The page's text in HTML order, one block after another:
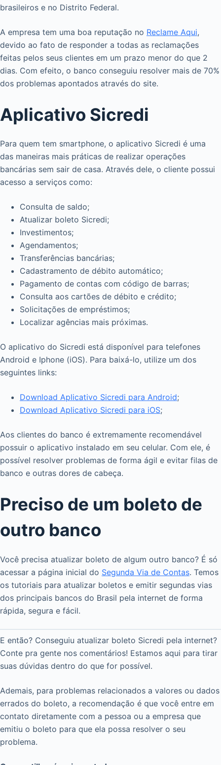
brasileiros e no Distrito Federal.
A empresa tem uma boa reputação no Reclame Aqui,
devido ao fato de responder a todas as reclamações
feitas pelos seus clientes em um prazo menor do que 2
dias. Com efeito, o banco conseguiu resolver mais de 70%
dos problemas apontados através do site.
Aplicativo Sicredi
Para quem tem smartphone, o aplicativo Sicredi é uma
das maneiras mais práticas de realizar operações
bancárias sem sair de casa. Através dele, o cliente possui
acesso a serviços como:
Consulta de saldo;
Atualizar boleto Sicredi;
Investimentos;
Agendamentos;
Transferências bancárias;
Cadastramento de débito automático;
Pagamento de contas com código de barras;
Consulta aos cartões de débito e crédito;
Solicitações de empréstimos;
Localizar agências mais próximas.
O aplicativo do Sicredi está disponível para telefones
Android e Iphone (iOS). Para baixá-lo, utilize um dos
seguintes links:
Download Aplicativo Sicredi para Android;
Download Aplicativo Sicredi para iOS;
Aos clientes do banco é extremamente recomendável
possuir o aplicativo instalado em seu celular. Com ele, é
possível resolver problemas de forma ágil e evitar filas de
banco e outras dores de cabeça.
Preciso de um boleto de
outro banco
Você precisa atualizar boleto de algum outro banco? É só
acessar a página inicial do Segunda Via de Contas. Temos
os tutoriais para atualizar boletos e emitir segundas vias
dos principais bancos do Brasil pela internet de forma
rápida, segura e fácil.
E então? Conseguiu atualizar boleto Sicredi pela internet?
Conte pra gente nos comentários! Estamos aqui para tirar
suas dúvidas dentro do que for possível.
Ademais, para problemas relacionados a valores ou dados
errados do boleto, a recomendação é que você entre em
contato diretamente com a pessoa ou a empresa que
emitiu o boleto para que ela possa resolver o seu
problema.